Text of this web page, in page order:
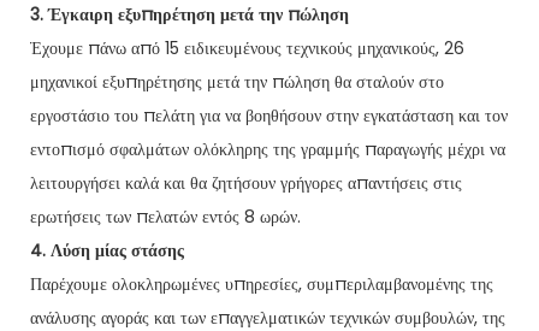
3. Έγκαιρη εξυπηρέτηση μετά την πώληση
Έχουμε πάνω από 15 ειδικευμένους τεχνικούς μηχανικούς, 26
μηχανικοί εξυπηρέτησης μετά την πώληση θα σταλούν στο
εργοστάσιο του πελάτη για να βοηθήσουν στην εγκατάσταση και τον
εντοπισμό σφαλμάτων ολόκληρης της γραμμής παραγωγής μέχρι να
λειτουργήσει καλά και θα ζητήσουν γρήγορες απαντήσεις στις
ερωτήσεις των πελατών εντός 8 ωρών.
4. Λύση μίας στάσης
Παρέχουμε ολοκληρωμένες υπηρεσίες, συμπεριλαμβανομένης της
ανάλυσης αγοράς και των επαγγελματικών τεχνικών συμβουλών, της